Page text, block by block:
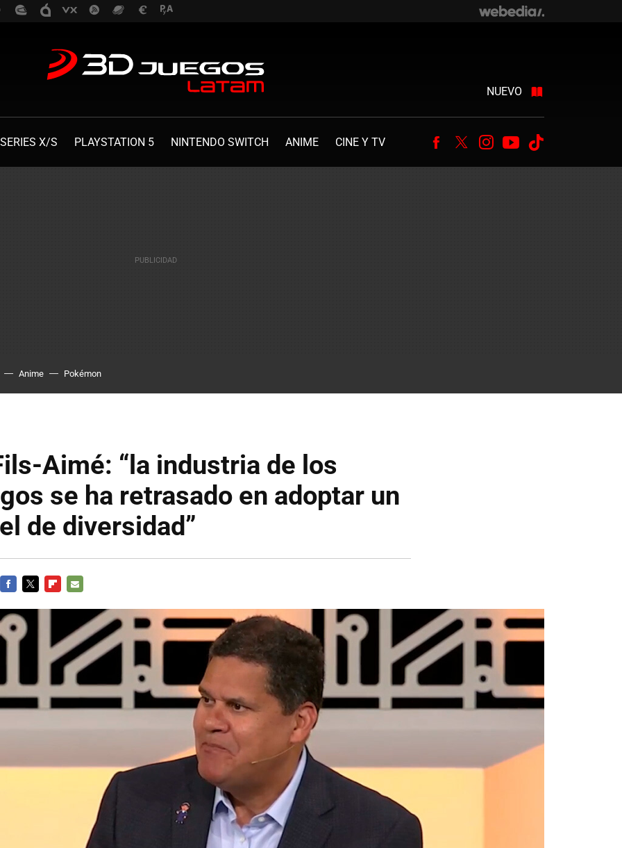
NUEVO
X/S PLAYSTATION 5 NINTENDO SWITCH ANIME CINE Y TV Facebook
TwitterInstagram
Youtube
Anime Pokémon
Aimé: “la industria de los
se ha retrasado en adoptar un
de diversidad”